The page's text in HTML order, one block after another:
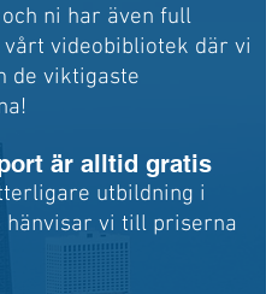
ni har även full
videobibliotek där vi
de viktigaste
är alltid gratis
utbildning i
hänvisar vi till priserna